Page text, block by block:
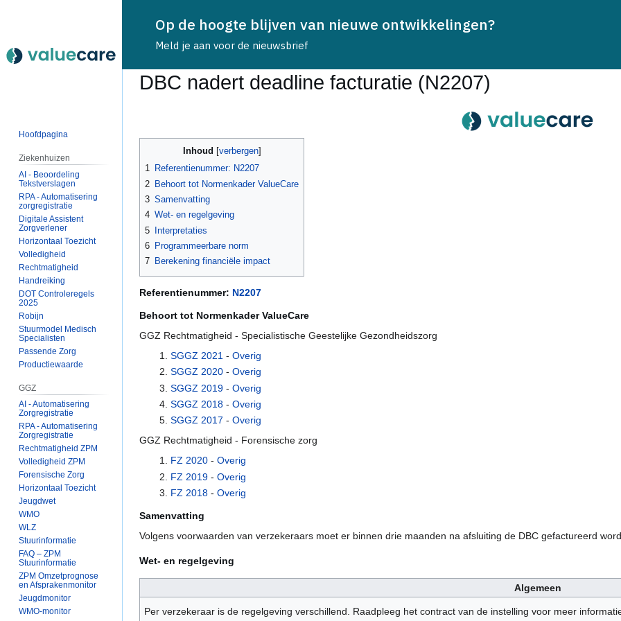
DBC nadert deadline facturatie (N2207)
Inhoud
1 Referentienummer: N2207
2 Behoort tot Normenkader ValueCare
3 Samenvatting
4 Wet- en regelgeving
5
Interpretaties
6 Programmeerbare norm
7 Berekening financiële impact
Referentienummer: N2207
Behoort tot Normenkader ValueCare
GGZ Rechtmatigheid - Specialistische Geestelijke Gezondheidszorg
SGGZ 2021 - Overig
SGGZ 2020- Overig
SGGZ 2019- Overig
SGGZ 2018- Overig
SGGZ 2017 - Overig
GGZ Rechtmatigheid - Forensische zorg
FZ 2020- Overig
FZ 2019- Overig
FZ 2018- Overig
Samenvatting
Volgens voorwaarden van verzekeraars moet er binnen drie maanden na afsluiting de DBC gefactureerd
Wet- en regelgeving
Algemeen
Per verzekeraar is de regelgeving verschillend. Raadpleeg het contract van de instelling voor meer
Op de hoogte blijven van nieuwe ontwikkelingen?
Meld je aan voor de nieuwsbrief
Hoofdpagina
Ziekenhuizen
AI - Beoordeling
Tekstverslagen
RPA - Automatisering
zorgregistratie
Digitale Assistent
Zorgverlener
Horizontaal Toezicht
Volledigheid
Rechtmatigheid
Handreiking
DOT Controleregels
2025
Robijn
Stuurmodel Medisch
Specialisten
Passende Zorg
Productiewaarde
GGZ
AI - Automatisering
Zorgregistratie
RPA - Automatisering
Zorgregistratie
Rechtmatigheid ZPM
Volledigheid ZPM
Forensische Zorg
Horizontaal Toezicht
Jeugdwet
WMO
WLZ
Stuurinformatie
FAQ – ZPM
Stuurinformatie
ZPM Omzetprognose
en Afsprakenmonitor
Jeugdmonitor
WMO-monitor